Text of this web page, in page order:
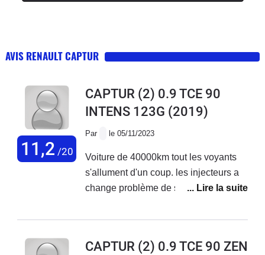
AVIS RENAULT CAPTUR
11,2 /20
CAPTUR (2) 0.9 TCE 90
INTENS 123G (2019)
Par le 05/11/2023
Voiture de 40000km tout les voyants
s'allument d'un coup. les injecteurs a
change problème de starter et
acheté cette voiture et d'avoir
CAPTUR (2) 0.9 TCE 90 ZEN